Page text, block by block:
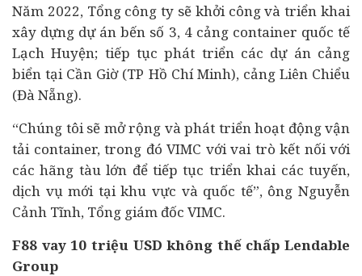
Năm 2022, Tổng công ty sẽ khởi công và triển khai
xây dựng dự án bến số 3, 4 cảng container quốc tế
Lạch Huyện; tiếp tục phát triển các dự án cảng
biển tại Cần Giờ (TP Hồ Chí Minh), cảng Liên Chiểu
(Đà Nẵng).
“Chúng tôi sẽ mở rộng và phát triển hoạt động vận
tải container, trong đó VIMC với vai trò kết nối với
các hãng tàu lớn để tiếp tục triển khai các tuyến,
dịch vụ mới tại khu vực và quốc tế”, ông Nguyễn
Cảnh Tĩnh, Tổng giám đốc VIMC.
F88 vay 10 triệu USD không thế chấp Lendable
Group